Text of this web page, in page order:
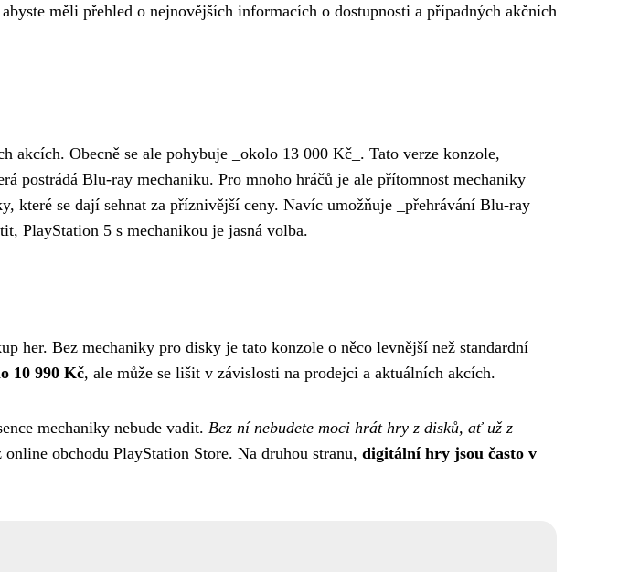
měli přehled o nejnovějších informacích o dostupnosti a případných akčních
akcích. Obecně se ale pohybuje _okolo 13 000 Kč_. Tato verze konzole,
postrádá Blu-ray mechaniku. Pro mnoho hráčů je ale přítomnost mechaniky
se dají sehnat za příznivější ceny. Navíc umožňuje _přehrávání Blu-ray
PlayStation 5 s mechanikou je jasná volba.
Bez mechaniky pro disky je tato konzole o něco levnější než standardní
10 990 Kč, ale může se lišit v závislosti na prodejci a aktuálních akcích.
mechaniky nebude vadit. Bez ní nebudete moci hrát hry z disků, ať už z
obchodu PlayStation Store. Na druhou stranu, digitální hry jsou často v